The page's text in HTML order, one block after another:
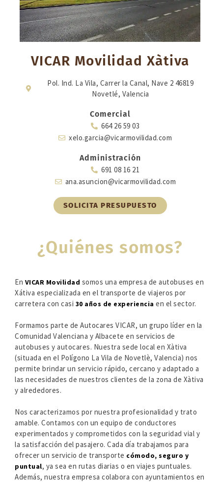
VICAR Movilidad Xàtiva
Pol. Ind. La Vila, Carrer la Canal, Nave 2 46819
Novetlé, Valencia
Comercial
664 26 59 03
xelo.garcia@vicarmovilidad.com
Administración
691 08 16 21
ana.asuncion@vicarmovilidad.com
SOLICITA PRESUPUESTO
¿Quiénes somos?
En VICAR Movilidad somos una empresa de autobuses en
Xátiva especializada en el transporte de viajeros por
carretera con casi 30 años de experiencia en el sector.
Formamos parte de Autocares VICAR, un grupo líder en la
Comunidad Valenciana y Albacete en servicios de
autobuses y autocares. Nuestra sede local en Xàtiva
(situada en el Polígono La Vila de Novetlè, Valencia) nos
permite brindar un servicio rápido, cercano y adaptado a
las necesidades de nuestros clientes de la zona de Xàtiva
y alrededores.
Nos caracterizamos por nuestra profesionalidad y trato
amable. Contamos con un equipo de conductores
experimentados y comprometidos con la seguridad vial y
la satisfacción del pasajero. Cada día trabajamos para
ofrecer un servicio de transporte cómodo, seguro y
puntual, ya sea en rutas diarias o en viajes puntuales.
Además, nuestra empresa colabora con ayuntamientos en